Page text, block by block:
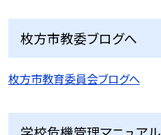
枚方市教委ブログへ
枚方市教育委員会ブログへ